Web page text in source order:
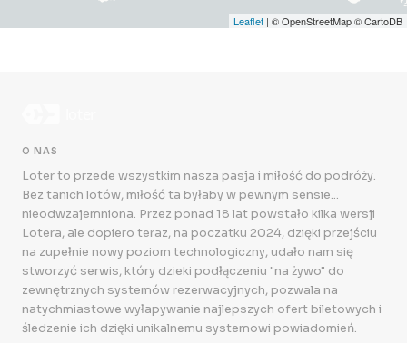
Leaflet | © OpenStreetMap © CartoDB
O NAS
Loter to przede wszystkim nasza pasja i miłość do podróży.
Bez tanich lotów, miłość ta byłaby w pewnym sensie...
nieodwzajemniona. Przez ponad 18 lat powstało kilka wersji
Lotera, ale dopiero teraz, na poczatku 2024, dzięki przejściu
na zupełnie nowy poziom technologiczny, udało nam się
stworzyć serwis, który dzieki podłączeniu "na żywo" do
zewnętrznych systemów rezerwacyjnych, pozwala na
natychmiastowe wyłapywanie najlepszych ofert biletowych i
śledzenie ich dzięki unikalnemu systemowi powiadomień.